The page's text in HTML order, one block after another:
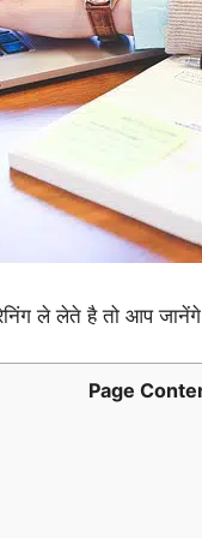
ले लेते है तो आप
Page